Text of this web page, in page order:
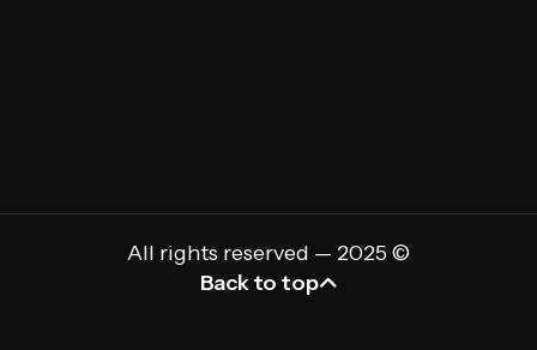
All rights reserved — 2025 ©
Back to top